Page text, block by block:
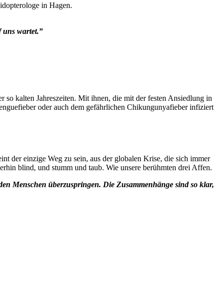
in Hagen.
uns wartet.”
kalten Jahreszeiten. Mit ihnen, die mit der festen Ansiedlung in
oder auch dem gefährlichen Chikungunyafieber infiziert
der einzige Weg zu sein, aus der globalen Krise, die sich immer
blind, und stumm und taub. Wie unsere berühmten drei Affen.
Menschen überzuspringen. Die Zusammenhänge sind so klar,